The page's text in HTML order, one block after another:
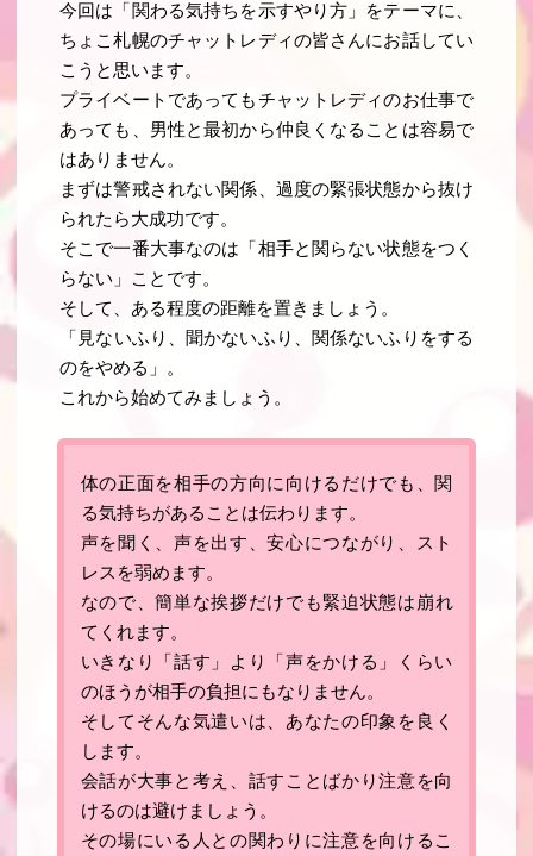
今回は「関わる気持ちを示すやり方」をテーマに、
ちょこ札幌のチャットレディの皆さんにお話してい
こうと思います。
プライベートであってもチャットレディのお仕事で
あっても、男性と最初から仲良くなることは容易で
はありません。
まずは警戒されない関係、過度の緊張状態から抜け
られたら大成功です。
そこで一番大事なのは「相手と関らない状態をつく
らない」ことです。
そして、ある程度の距離を置きましょう。
「 見ないふり、聞かないふり、関係ないふりをする
のをやめる 」。
これから始めてみましょう。
体の正面を相手の方向に向けるだけでも、関
る気持ちがあることは伝わります。
声を聞く、声を出す、安心につながり、スト
レスを弱めます。
なので、簡単な挨拶だけでも緊迫状態は崩れ
てくれます。
いきなり「話す」より「声をかける」くらい
のほうが相手の負担にもなりません。
そしてそんな気遣いは、あなたの印象を良く
します。
会話が大事と考え、話すことばかり注意を向
けるのは避けましょう。
その場にいる人との関わりに注意を向けるこ